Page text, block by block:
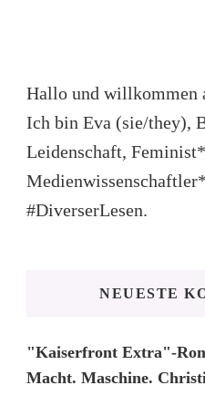
Hallo und willkommen
Ich bin Eva (sie/they),
Leidenschaft,
#DiverserLesen.
NEUESTE
"Kaiserfront Extra"-
Macht. Maschine.